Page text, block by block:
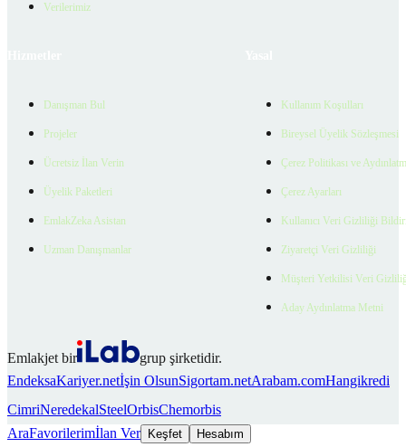
Verilerimiz
Danışman Bul
Projeler
Ücretsiz İlan Verin
Üyelik Paketleri
EmlakZeka Asistan
Uzman Danışmanlar
Kullanım Koşulları
Bireysel Üyelik Sözleşmesi
Çerez Politikası ve
Çerez Ayarları
Kullanıcı Veri Gizliliği
Ziyaretçi Veri Gizliliği
Müşteri Yetkilisi Veri
Aday Aydınlatma Metni
Emlakjet bir
grup şirketidir.
EndeksaKariyer.netİşin OlsunSigortam.netArabam.comHangikredi
CimriNeredekalSteelOrbisChemorbis
AraFavorilerimİlan Ver Keşfet Hesabım